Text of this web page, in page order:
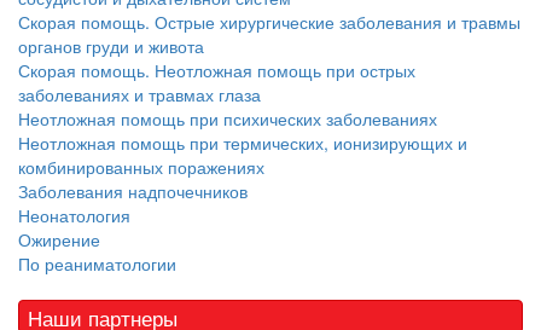
Скорая помощь. Острые хирургические заболевания и травмы
органов груди и живота
Скорая помощь. Неотложная помощь при острых
заболеваниях и травмах глаза
Неотложная помощь при психических заболеваниях
Неотложная помощь при термических, ионизирующих и
комбинированных поражениях
Заболевания надпочечников
Неонатология
Ожирение
По реаниматологии
Наши партнеры